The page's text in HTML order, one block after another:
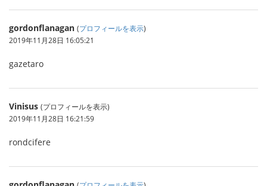
gordonflanagan (プロフィールを表示)
2019年11月28日 16:05:21
gazetaro
Vinisus (プロフィールを表示)
2019年11月28日 16:21:59
rondcifere